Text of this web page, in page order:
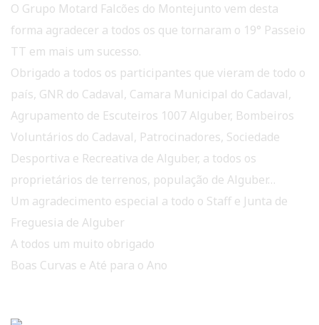
O Grupo Motard Falcões do Montejunto vem desta
forma agradecer a todos os que tornaram o 19° Passeio
TT em mais um sucesso.
Obrigado a todos os participantes que vieram de todo o
país, GNR do Cadaval, Camara Municipal do Cadaval,
Agrupamento de Escuteiros 1007 Alguber, Bombeiros
Voluntários do Cadaval, Patrocinadores, Sociedade
Desportiva e Recreativa de Alguber, a todos os
proprietários de terrenos, população de Alguber…
Um agradecimento especial a todo o Staff e Junta de
Freguesia de Alguber
A todos um muito obrigado
Boas Curvas e Até para o Ano